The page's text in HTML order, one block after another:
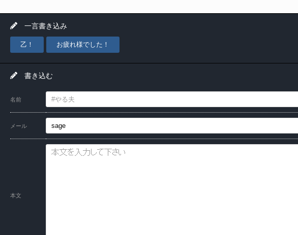
一言書き込み
乙！ お疲れ様でした！
書き込む
名前
メール
本文